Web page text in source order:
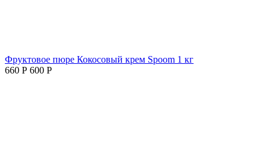
Фруктовое пюре Кокосовый крем Spoom 1 кг
660 Р 600 Р